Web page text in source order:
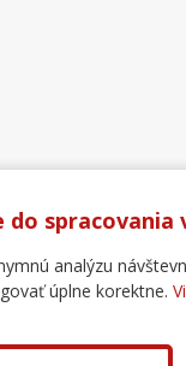
Správa cookies
College, s.r.o.
spracovania
analýzu
úplne korektne.